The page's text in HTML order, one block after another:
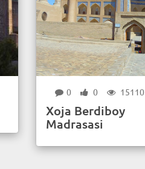
0 0 15110
Xoja Berdiboy
Madrasasi